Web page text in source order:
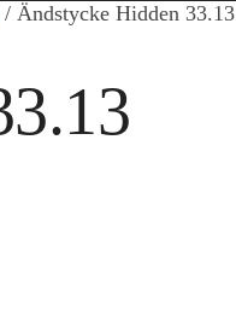
/ Ändstycke Hidden 33.13